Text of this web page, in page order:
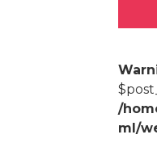
/
ml/